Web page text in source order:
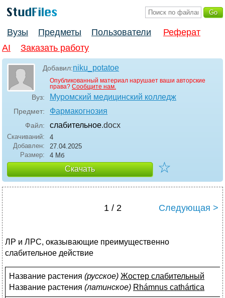
Вузы Предметы Пользователи
Реферат
AI
Заказать работу
Добавил:niku_potatoe
Опубликованный материал нарушает ваши авторские
права? Сообщите нам.
Вуз: Муромский медицинский колледж
Предмет: Фармакогнозия
Файл: слабительное.docx
Скачиваний:
4
Добавлен:
27.04.2025
Размер:
4 Мб
Скачать ☆
1 / 2 Следующая >
ЛР и ЛРС, оказывающие преимущественно
слабительное действие
Название растения (русское) Жостер слабительный
Название растения (латинское) Rhámnus cathártica